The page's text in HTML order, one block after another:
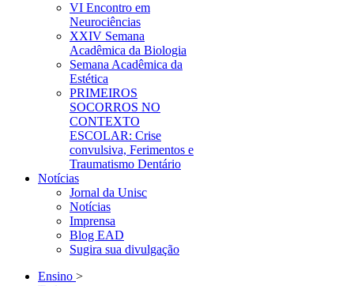
VI Encontro em
Neurociências
XXIV Semana
Acadêmica da Biologia
Semana Acadêmica da
Estética
PRIMEIROS
SOCORROS NO
CONTEXTO
ESCOLAR: Crise
convulsiva, Ferimentos e
Traumatismo Dentário
Notícias
Jornal da Unisc
Notícias
Imprensa
Blog EAD
Sugira sua divulgação
Ensino >